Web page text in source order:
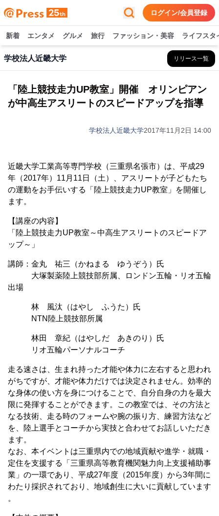
ログイン/会員登録
新着 エンタメ グルメ 旅行 ファッション・美容 ライフスタ
学校法人近畿大学 リリース一覧
「陸上競技走力UP教室」開催 オリンピアン
が中高生アスリートのスピードアップを指導
学校法人近畿大学2017年11月2日 14:00
近畿大学工業高等専門学校（三重県名張市）は、平成29
年（2017年）11月11日（土）、アスリートが子どもたち
の運動をお手伝いする「陸上競技走力UP教室」を開催し
ます。
【講座の内容】
「陸上競技走力UP教室～中高生アスリートのスピードア
ップ～」
講師：金丸 祐三（かねまる ゆうぞう）氏
大塚製薬陸上競技部所属、ロンドン五輪・リオ五輪
出場
林 風汰（はやし ふうた）氏
NTN陸上競技部所属
林田 章紀（はやしだ あきのり）氏
リオ五輪パーソナルコーチ
走る速さは、生まれ持った才能や体力に左右すると思われ
がちですが、才能や体力だけでは決定されません。効率的
な身体の使い方を身につけることで、自分自身の力を最大
限に発揮することができます。この教室では、その方法と
なる技術、走る時のフォームや腕の振り方、練習方法など
を、陸上選手とコーチから実技と合わせてお話しいただき
ます。
なお、本イベントは三重県内での地域貢献や進学・就職・
定住を支援する「三重県高等教育機関魅力向上支援補助事
業」の一環であり、平成27年度（2015年度）から3年間に
わたり採択されており、地域創生に大いに貢献しています
。